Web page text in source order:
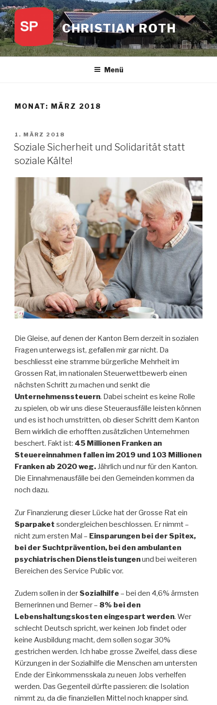
Zum
Inhalt
springen
CHRISTIAN ROTH
Menü
MONAT: MÄRZ 2018
VERÖFFENTLICHT
AM
1. MÄRZ 2018
Soziale Sicherheit und Solidarität statt
soziale Kälte!
Die Gleise, auf denen der Kanton Bern derzeit in sozialen
Fragen unterwegs ist, gefallen mir gar nicht. Da
beschliesst eine stramme bürgerliche Mehrheit im
Grossen Rat, im nationalen Steuerwettbewerb einen
nächsten Schritt zu machen und senkt die
Unternehmenssteuern. Dabei scheint es keine Rolle
zu spielen, ob wir uns diese Steuerausfälle leisten können
und es ist hoch umstritten, ob dieser Schritt dem Kanton
Bern wirklich die erhofften zusätzlichen Unternehmen
beschert. Fakt ist: 45 Millionen Franken an
Steuereinnahmen fallen im 2019 und 103 Millionen
Franken ab 2020 weg. Jährlich und nur für den Kanton.
Die Einnahmenausfälle bei den Gemeinden kommen da
noch dazu.
Zur Finanzierung dieser Lücke hat der Grosse Rat ein
Sparpaket sondergleichen beschlossen. Er nimmt –
nicht zum ersten Mal – Einsparungen bei der Spitex,
bei der Suchtprävention, bei den ambulanten
psychiatrischen Dienstleistungenund bei weiteren
Bereichen des Service Public vor.
Zudem sollen in der Sozialhilfe – bei den 4,6% ärmsten
Bernerinnen und Berner – 8% bei den
Lebenshaltungskosten eingespart werden. Wer
schlecht Deutsch spricht, wer keinen Job findet oder
keine Ausbildung macht, dem sollen sogar 30%
gestrichen werden. Ich habe grosse Zweifel, dass diese
Kürzungen in der Sozialhilfe die Menschen am untersten
Ende der Einkommensskala zu neuen Jobs verhelfen
werden. Das Gegenteil dürfte passieren: die Isolation
nimmt zu, da die finanziellen Mittel noch knapper sind.